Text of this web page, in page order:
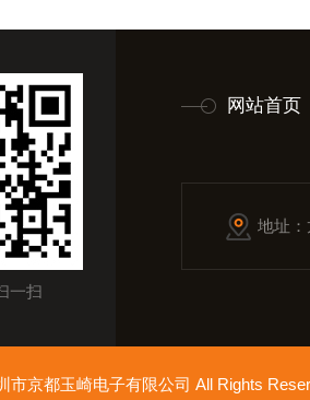
一扫
网站首页
地址
市京都玉崎电子有限公司 All Rights